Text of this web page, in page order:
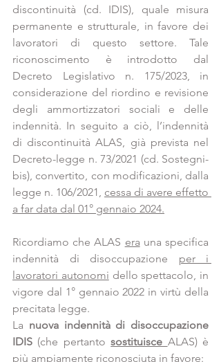
discontinuità (cd. IDIS), quale misura
permanente e strutturale, in favore dei
lavoratori di questo settore. Tale
riconoscimento è introdotto dal
Decreto Legislativo n. 175/2023, in
considerazione del riordino e revisione
degli ammortizzatori sociali e delle
indennità. In seguito a ciò, l’indennità
di discontinuità ALAS, già prevista nel
Decreto-legge n. 73/2021 (cd. Sostegni-
bis), convertito, con modificazioni, dalla
legge n. 106/2021, cessa di avere effetto
a far data dal 01° gennaio 2024.
Ricordiamo che ALAS era una specifica
indennità di disoccupazione per i
lavoratori autonomi dello spettacolo, in
vigore dal 1° gennaio 2022 in virtù della
precitata legge.
La nuova indennità di disoccupazione
IDIS (che pertanto sostituisce ALAS) è
più ampiamente riconosciuta in favore: